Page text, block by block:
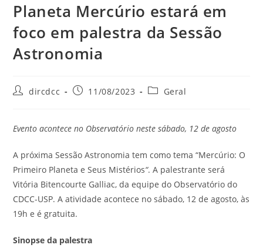
Planeta Mercúrio estará em
foco em palestra da Sessão
Astronomia
dircdcc 11/08/2023 Geral
Evento acontece no Observatório neste sábado, 12 de agosto
A próxima Sessão Astronomia tem como tema “Mercúrio: O
Primeiro Planeta e Seus Mistérios“. A palestrante será
Vitória Bitencourte Galliac, da equipe do Observatório do
CDCC-USP. A atividade acontece no sábado, 12 de agosto, às
19h e é gratuita.
Sinopse da palestra